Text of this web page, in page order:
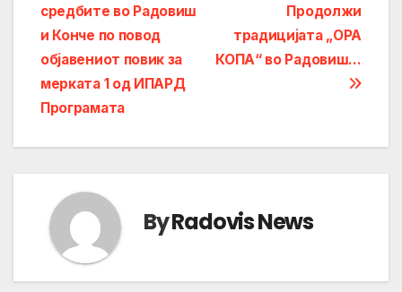
navigation
Продолжи
традицијата „ОРА
КОПА“ во Радовиш…
средбите во Радовиш
и Конче по повод
објавениот повик за
мерката 1 од ИПАРД
Програмата
ByRadovis News